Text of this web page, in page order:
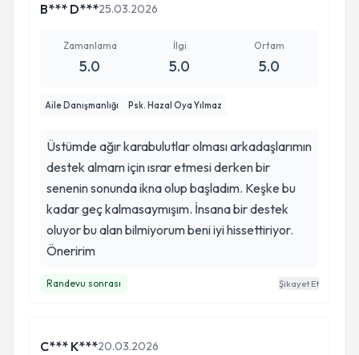
B*** D***25.03.2026
Zamanlama
5.0
İlgi
5.0
Ortam
5.0
Aile Danışmanlığı Psk. Hazal Oya Yılmaz
Üstümde ağır karabulutlar olması arkadaşlarımın
destek almam için ısrar etmesi derken bir
senenin sonunda ikna olup başladım. Keşke bu
kadar geç kalmasaymışım. İnsana bir destek
oluyor bu alan bilmiyorum beni iyi hissettiriyor.
Öneririm
Randevu sonrası Şikayet Et
C*** K***20.03.2026